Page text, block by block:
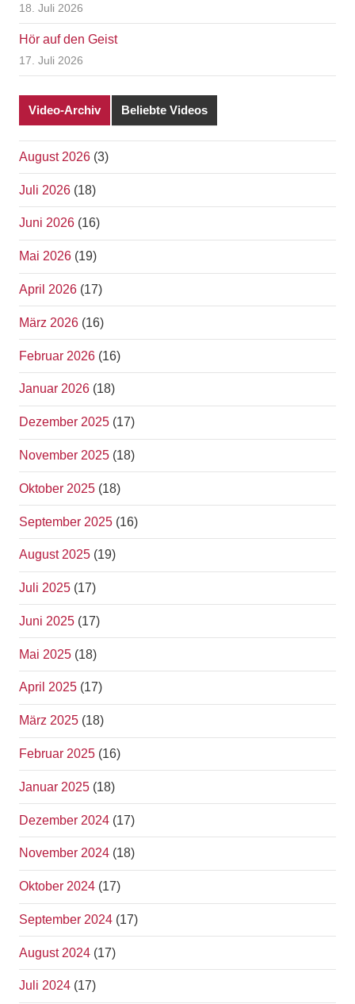
18. Juli 2026
Hör auf den Geist
17. Juli 2026
Video-Archiv Beliebte Videos
August 2026 (3)
Juli 2026 (18)
Juni 2026 (16)
Mai 2026 (19)
April 2026 (17)
März 2026 (16)
Februar 2026 (16)
Januar 2026 (18)
Dezember 2025 (17)
November 2025 (18)
Oktober 2025 (18)
September 2025 (16)
August 2025 (19)
Juli 2025 (17)
Juni 2025 (17)
Mai 2025 (18)
April 2025 (17)
März 2025 (18)
Februar 2025 (16)
Januar 2025 (18)
Dezember 2024 (17)
November 2024 (18)
Oktober 2024 (17)
September 2024 (17)
August 2024 (17)
Juli 2024 (17)